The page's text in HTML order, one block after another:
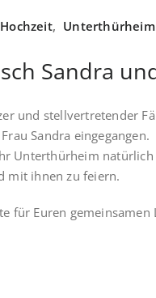
Hochzeit, Unterthürheim
Sandra
und stellvertretender
Sandra eingegangen.
Unterthürheim
mit ihnen zu feiern.
für Euren gemeinsamen